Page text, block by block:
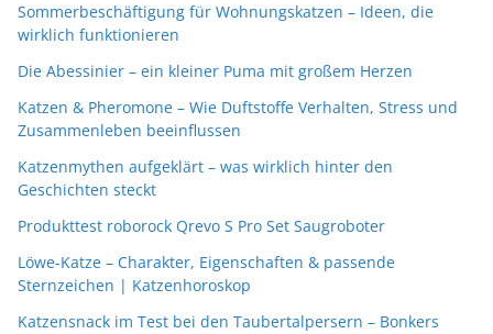
Sommerbeschäftigung für Wohnungskatzen – Ideen, die
wirklich funktionieren
Die Abessinier – ein kleiner Puma mit großem Herzen
Katzen & Pheromone – Wie Duftstoffe Verhalten, Stress und
Zusammenleben beeinflussen
Katzenmythen aufgeklärt – was wirklich hinter den
Geschichten steckt
Produkttest roborock Qrevo S Pro Set Saugroboter
Löwe-Katze – Charakter, Eigenschaften & passende
Sternzeichen | Katzenhoroskop
Katzensnack im Test bei den Taubertalpersern – Bonkers